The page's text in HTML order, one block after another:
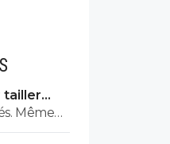
tailler
Même
clubs , je